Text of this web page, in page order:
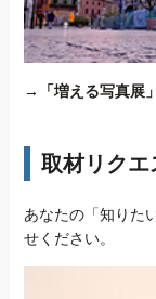
→ 「増える写真展
取材リクエ
あなたの「知りた
せください。